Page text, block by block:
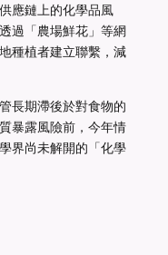
應鏈上的化學品風
過「農場鮮花」等網
種植者建立聯繫，減
長期滯後於對食物的
暴露風險前，今年情
界尚未解開的「化學